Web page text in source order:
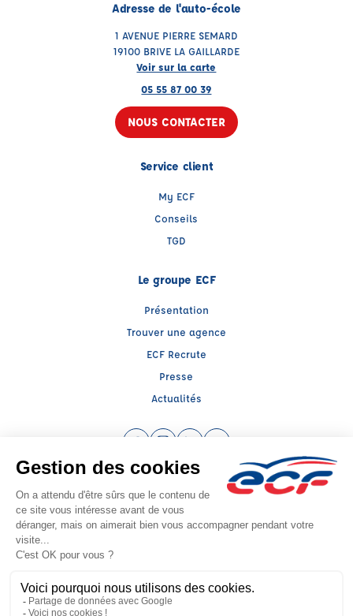
Adresse de l'auto-école
1 AVENUE PIERRE SEMARD
19100 BRIVE LA GAILLARDE
Voir sur la carte
05 55 87 00 39
NOUS CONTACTER
Service client
My ECF
Conseils
TGD
Le groupe ECF
Présentation
Trouver une agence
ECF Recrute
Presse
Actualités
Facebook (nouvelle fenêtre)
Instagram (nouvelle fenêtre)
LinkedIn (nouvelle fenêtre)
YouTube (nouvelle
Raison sociale : ECF CER CENTRE ATLANTIQUE - Capital social: 2500000€
SIREN: 312379266 - Numéro de TVA intracommunautaire: FR 52 312379266
Agrément n°E1901900060
Siège social : RN 11 - Rte de la Mothe Les Champs Dorés, LA CRECHE (79260) -